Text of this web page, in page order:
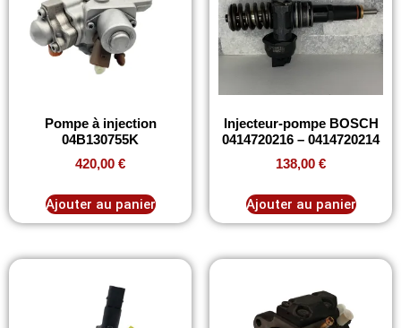
Pompe à injection
04B130755K
420,00 €
Ajouter au panier
Injecteur-pompe BOSCH
0414720216 – 0414720214
138,00 €
Ajouter au panier